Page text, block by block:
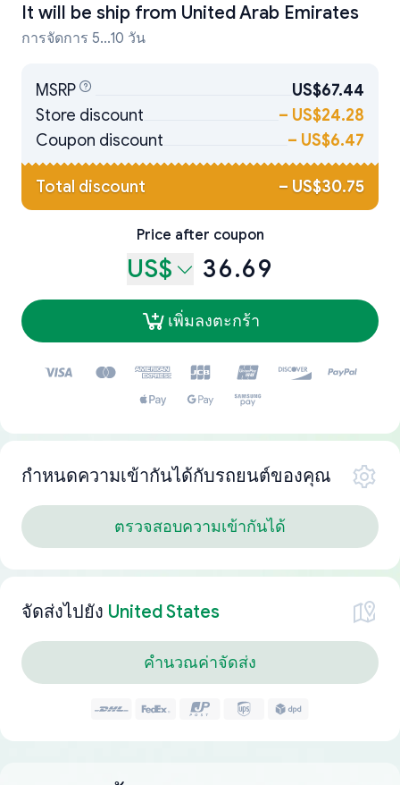
It will be ship from United Arab Emirates
การจัดการ 5...10 วัน
MSRP
US$67.44
Store discount
– US$24.28
Coupon discount
– US$6.47
Total discount – US$30.75
Price after coupon
US$ 36.69
เพิ่มลงตะกร้า
กำหนดความเข้ากันได้กับรถยนต์ของคุณ
ตรวจสอบความเข้ากันได้
จัดส่งไปยัง United States
คำนวณค่าจัดส่ง